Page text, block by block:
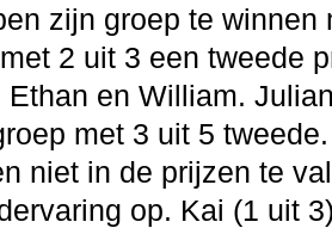
zijn groep te winnen
2 uit 3 een tweede
Ethan en William.
met 3 uit 5
niet in de prijzen te
op. Kai (1 uit